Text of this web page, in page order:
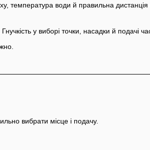
води й правильна дистанція
у виборі точки, насадки й подачі
вибрати місце і подачу.